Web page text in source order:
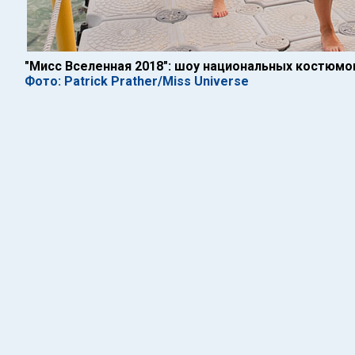
"Мисс Вселенная 2018": шоу национальных
Фото: Patrick Prather/Miss Universe